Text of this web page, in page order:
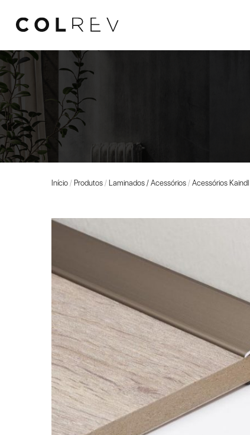
Início / Produtos / Laminados / Acessórios / Acessórios Kaindl